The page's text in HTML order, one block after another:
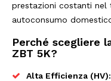
prestazioni costanti nel
autoconsumo
Perché scegliere
ZBT 5K?
Alta Efficienza (HV):